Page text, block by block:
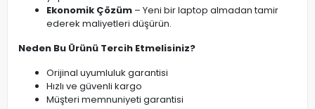
Ekonomik Çözüm – Yeni bir laptop almadan tamir
ederek maliyetleri düşürün.
Neden Bu Ürünü Tercih Etmelisiniz?
Orijinal uyumluluk garantisi
Hızlı ve güvenli kargo
Müşteri memnuniyeti garantisi